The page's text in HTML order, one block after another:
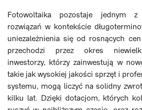
Fotowoltaika pozostaje jednym z
rozwiązań w kontekście
uniezależnienia się od rosnących
przechodzi przez okres
inwestorzy, którzy zainwestują w
takie jak wysokiej jakości sprzęt i
systemu, mogą liczyć na solidny
kilku lat. Dzięki dotacjom, których